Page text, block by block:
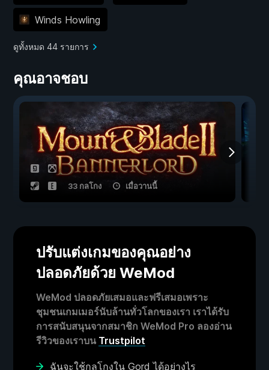
Winds Howling
ดูทั้งหมด 44 รายการ
คุณอาจชอบ
33 กลโกง เมื่อวานนี้
ปรับแต่งเกมของคุณอย่าง
ปลอดภัยด้วย WeMod
WeMod ปลอดภัยเสมอและฟรีเสมอเพราะ
ชุมชนเกมเมอร์นับล้านทั่วโลกของเรา เราได้รับ
การสนับสนุนจากสมาชิก WeMod Pro ลองอ่าน
รีวิวของเราบน Trustpilot
ฉันจะใช้กลโกงใน Gord ได้อย่างไร